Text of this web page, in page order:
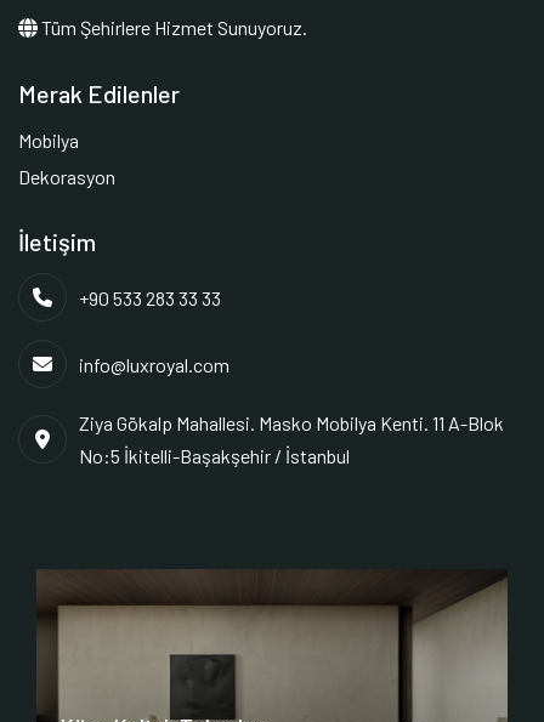
Tüm Şehirlere Hizmet Sunuyoruz.
Merak Edilenler
Mobilya
Dekorasyon
İletişim
+90 533 283 33 33
info@luxroyal.com
Ziya Gökalp Mahallesi. Masko Mobilya Kenti. 11 A-Blok
No:5 İkitelli-Başakşehir / İstanbul